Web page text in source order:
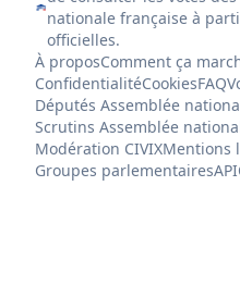
nationale française à
officielles.
À proposComment ça
ConfidentialitéCookiesFAQ
Députés Assemblée
Scrutins Assemblée
Modération CIVIXMentions
Groupes parlementairesAPI